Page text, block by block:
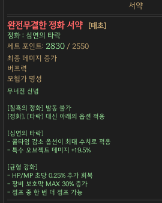
서약
완전무결한 정화 서약
[태초]
정화 : 심연의 타락
세트 포인트: 2830 / 2550
최종 데미지 증가
버프력
모험가 명성
무너진 신념
[칠흑의 정화] 발동 불가
[정화], [타락] 대신 아래의 옵션 적용
[심연의 타락]
- 쿨타임 감소 옵션이 최대 수치로 적용
- 특수 오브젝트 데미지 +19.5%
[균형 강화]
- HP/MP 초당 0.25% 추가 회복
- 장비 보호막 MAX 30% 증가
- 점프 중 한 번 더 점프 가능